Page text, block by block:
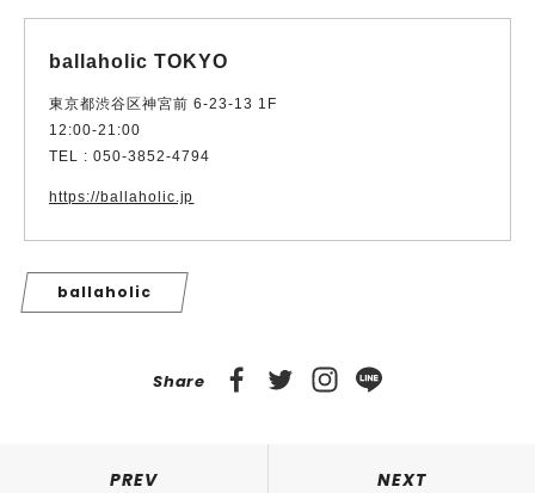
ballaholic TOKYO
東京都渋谷区神宮前 6-23-13 1F
12:00-21:00
TEL : 050-3852-4794
https://ballaholic.jp
ballaholic
Share
PREV NEXT